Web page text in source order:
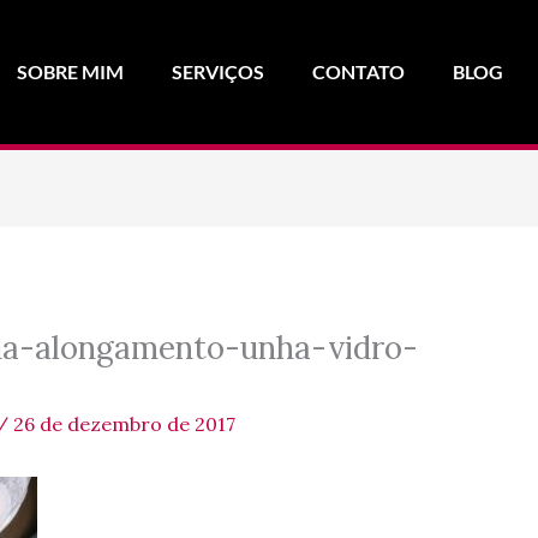
SOBRE MIM SERVIÇOS CONTATO BLOG
alongamento-unha-vidro-
/ 26 de dezembro de 2017